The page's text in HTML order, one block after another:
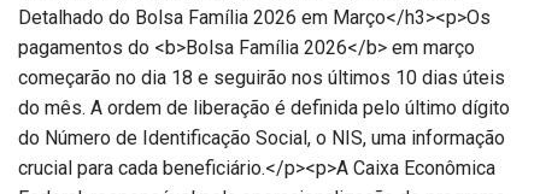
Detalhado do Bolsa Família 2026 em Março</h3><p>Os
pagamentos do <b>Bolsa Família 2026</b> em março
começarão no dia 18 e seguirão nos últimos 10 dias úteis
do mês. A ordem de liberação é definida pelo último dígito
do Número de Identificação Social, o NIS, uma informação
crucial para cada beneficiário.</p><p>A Caixa Econômica